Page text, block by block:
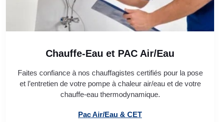
Chauffe-Eau et PAC Air/Eau
Faites confiance à nos chauffagistes certifiés pour la pose
et l’entretien de votre pompe à chaleur air/eau et de votre
chauffe-eau thermodynamique.
Pac Air/Eau & CET